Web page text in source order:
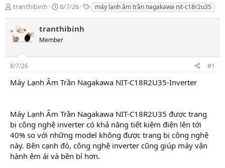
T
e
a
s
t
a
r
r
tranthibinh
N
à
y
g
i
8/7/26
T
a
máy lạnh âm trần nagakawa nit-c18r2u35
tranthibinh
Member
8/7/26 #1
Máy Lạnh Âm Trần Nagakawa NIT-C18R2U35-Inverter
Máy Lạnh Âm Trần Nagakawa NIT-C18R2U35 được trang
bị công nghệ inverter có khả năng tiết kiệm điện lên tới
40% so với những model không được trang bị công nghệ
này. Bên cạnh đó, công nghệ inverter cũng giúp máy vận
hành êm ái và bền bỉ hơn.